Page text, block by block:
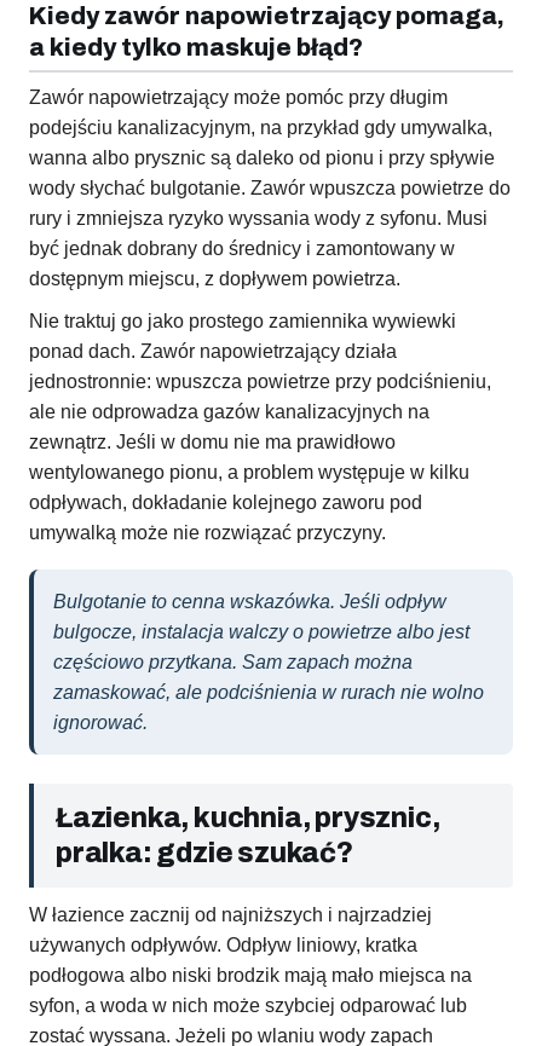
Kiedy zawór napowietrzający pomaga,
a kiedy tylko maskuje błąd?
Zawór napowietrzający może pomóc przy długim
podejściu kanalizacyjnym, na przykład gdy umywalka,
wanna albo prysznic są daleko od pionu i przy spływie
wody słychać bulgotanie. Zawór wpuszcza powietrze do
rury i zmniejsza ryzyko wyssania wody z syfonu. Musi
być jednak dobrany do średnicy i zamontowany w
dostępnym miejscu, z dopływem powietrza.
Nie traktuj go jako prostego zamiennika wywiewki
ponad dach. Zawór napowietrzający działa
jednostronnie: wpuszcza powietrze przy podciśnieniu,
ale nie odprowadza gazów kanalizacyjnych na
zewnątrz. Jeśli w domu nie ma prawidłowo
wentylowanego pionu, a problem występuje w kilku
odpływach, dokładanie kolejnego zaworu pod
umywalką może nie rozwiązać przyczyny.
Bulgotanie to cenna wskazówka. Jeśli odpływ
bulgocze, instalacja walczy o powietrze albo jest
częściowo przytkana. Sam zapach można
zamaskować, ale podciśnienia w rurach nie wolno
ignorować.
Łazienka, kuchnia, prysznic,
pralka: gdzie szukać?
W łazience zacznij od najniższych i najrzadziej
używanych odpływów. Odpływ liniowy, kratka
podłogowa albo niski brodzik mają mało miejsca na
syfon, a woda w nich może szybciej odparować lub
zostać wyssana. Jeżeli po wlaniu wody zapach